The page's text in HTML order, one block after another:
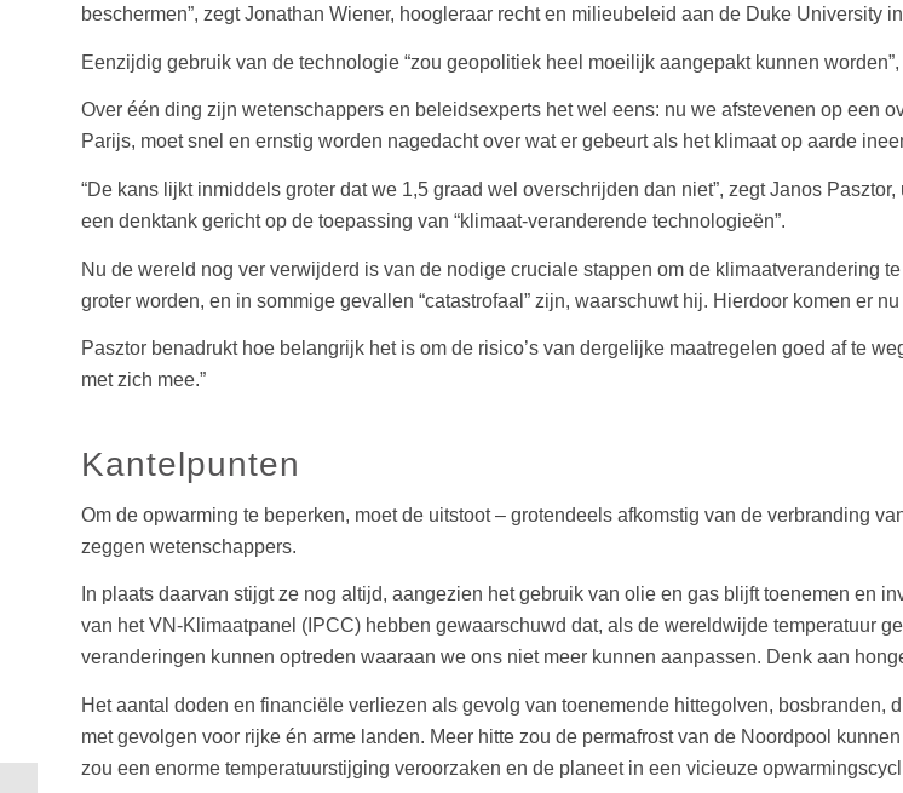
beschermen”, zegt Jonathan Wiener, hoogleraar recht en milieubeleid aan de Duke University
Eenzijdig gebruik van de technologie “zou geopolitiek heel moeilijk aangepakt kunnen worden”,
Over één ding zijn wetenschappers en beleidsexperts het wel eens: nu we afstevenen op een
Parijs, moet snel en ernstig worden nagedacht over wat er gebeurt als het klimaat op aarde
“De kans lijkt inmiddels groter dat we 1,5 graad wel overschrijden dan niet”, zegt Janos
een denktank gericht op de toepassing van “klimaat-veranderende technologieën”.
Nu de wereld nog ver verwijderd is van de nodige cruciale stappen om de klimaatverandering
groter worden, en in sommige gevallen “catastrofaal” zijn, waarschuwt hij. Hierdoor komen er
Pasztor benadrukt hoe belangrijk het is om de risico’s van dergelijke maatregelen goed af te
met zich mee.”
Kantelpunten
Om de opwarming te beperken, moet de uitstoot – grotendeels afkomstig van de verbranding
zeggen wetenschappers.
In plaats daarvan stijgt ze nog altijd, aangezien het gebruik van olie en gas blijft toenemen en
van het VN-Klimaatpanel (IPCC) hebben gewaarschuwd dat, als de wereldwijde temperatuur
veranderingen kunnen optreden waaraan we ons niet meer kunnen aanpassen. Denk aan
Het aantal doden en financiële verliezen als gevolg van toenemende hittegolven,
met gevolgen voor rijke én arme landen. Meer hitte zou de permafrost van de Noordpool
zou een enorme temperatuurstijging veroorzaken en de planeet in een vicieuze